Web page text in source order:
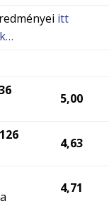
itt
5,00
126
4,63
4,71